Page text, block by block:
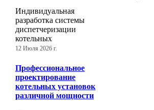
Индивидуальная
разработка системы
диспетчеризации
котельных
12 Июля 2026 г.
Профессиональное
проектирование
котельных установок
различной мощности